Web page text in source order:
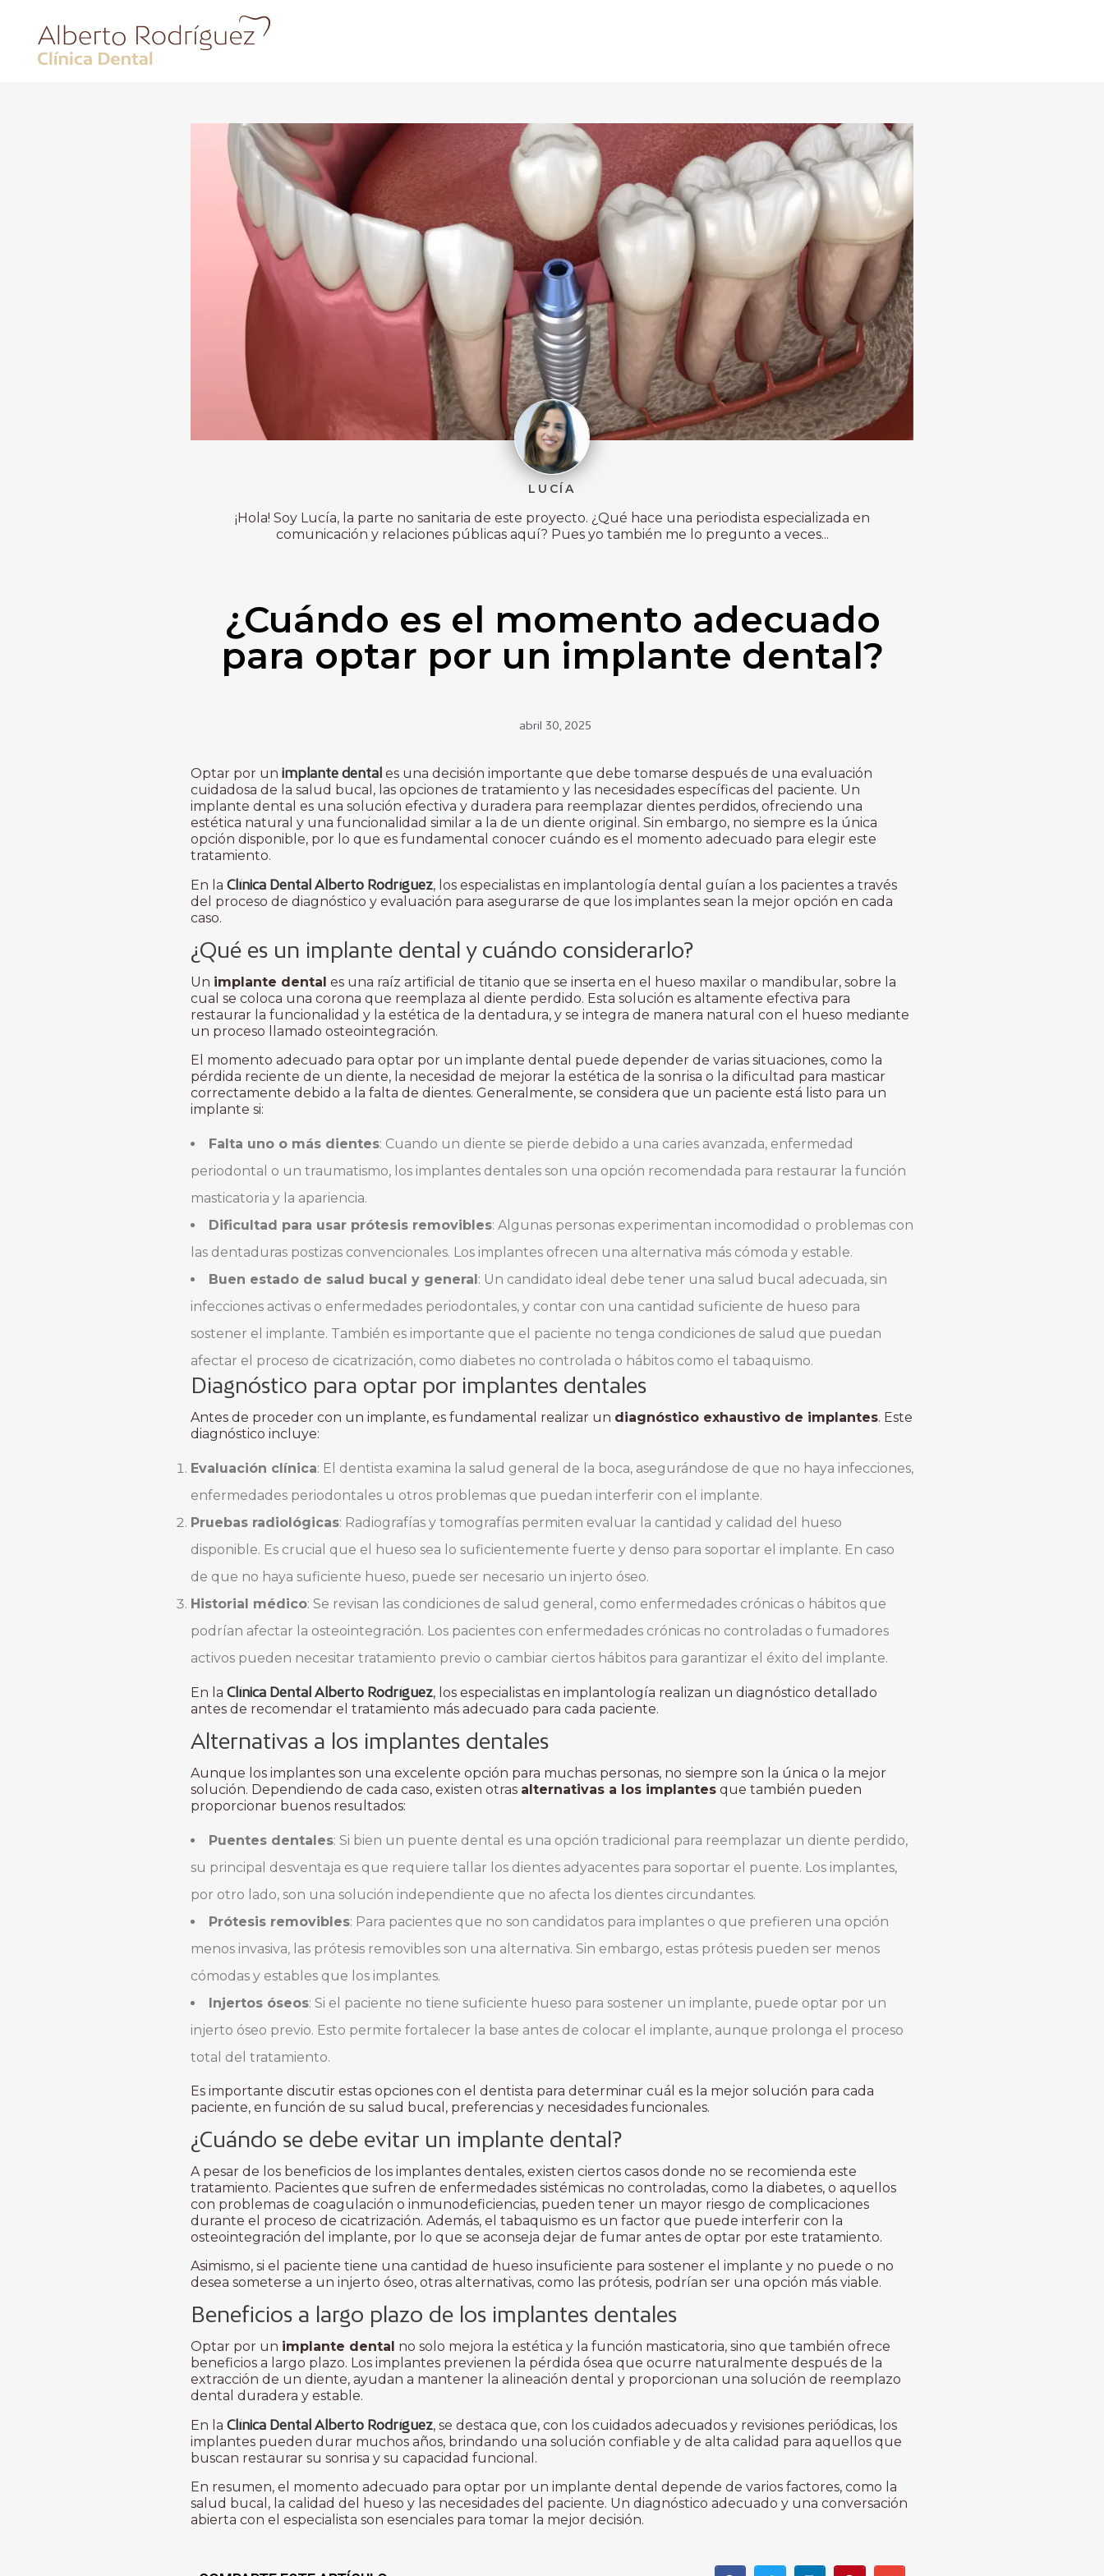
LUCÍA
¡Hola! Soy Lucía, la parte no sanitaria de este proyecto. ¿Qué hace una periodista especializada en
comunicación y relaciones públicas aquí? Pues yo también me lo pregunto a veces...
¿Cuándo es el momento adecuado
para optar por un implante dental?
abril 30, 2025
Optar por un implante dental es una decisión importante que debe tomarse después de una evaluación
cuidadosa de la salud bucal, las opciones de tratamiento y las necesidades específicas del paciente. Un
implante dental es una solución efectiva y duradera para reemplazar dientes perdidos, ofreciendo una
estética natural y una funcionalidad similar a la de un diente original. Sin embargo, no siempre es la única
opción disponible, por lo que es fundamental conocer cuándo es el momento adecuado para elegir este
tratamiento.
En la Clínica Dental Alberto Rodríguez, los especialistas en implantología dental guían a los pacientes a través
del proceso de diagnóstico y evaluación para asegurarse de que los implantes sean la mejor opción en cada
caso.
¿Qué es un implante dental y cuándo considerarlo?
Un implante dental es una raíz artificial de titanio que se inserta en el hueso maxilar o mandibular, sobre la
cual se coloca una corona que reemplaza al diente perdido. Esta solución es altamente efectiva para
restaurar la funcionalidad y la estética de la dentadura, y se integra de manera natural con el hueso mediante
un proceso llamado osteointegración.
El momento adecuado para optar por un implante dental puede depender de varias situaciones, como la
pérdida reciente de un diente, la necesidad de mejorar la estética de la sonrisa o la dificultad para masticar
correctamente debido a la falta de dientes. Generalmente, se considera que un paciente está listo para un
implante si:
Falta uno o más dientes: Cuando un diente se pierde debido a una caries avanzada, enfermedad
periodontal o un traumatismo, los implantes dentales son una opción recomendada para restaurar la función
masticatoria y la apariencia.
Dificultad para usar prótesis removibles: Algunas personas experimentan incomodidad o problemas con
las dentaduras postizas convencionales. Los implantes ofrecen una alternativa más cómoda y estable.
Buen estado de salud bucal y general: Un candidato ideal debe tener una salud bucal adecuada, sin
infecciones activas o enfermedades periodontales, y contar con una cantidad suficiente de hueso para
sostener el implante. También es importante que el paciente no tenga condiciones de salud que puedan
afectar el proceso de cicatrización, como diabetes no controlada o hábitos como el tabaquismo.
Diagnóstico para optar por implantes dentales
Antes de proceder con un implante, es fundamental realizar un diagnóstico exhaustivo de implantes. Este
diagnóstico incluye:
Evaluación clínica: El dentista examina la salud general de la boca, asegurándose de que no haya infecciones,
enfermedades periodontales u otros problemas que puedan interferir con el implante.
Pruebas radiológicas: Radiografías y tomografías permiten evaluar la cantidad y calidad del hueso
disponible. Es crucial que el hueso sea lo suficientemente fuerte y denso para soportar el implante. En caso
de que no haya suficiente hueso, puede ser necesario un injerto óseo.
Historial médico: Se revisan las condiciones de salud general, como enfermedades crónicas o hábitos que
podrían afectar la osteointegración. Los pacientes con enfermedades crónicas no controladas o fumadores
activos pueden necesitar tratamiento previo o cambiar ciertos hábitos para garantizar el éxito del implante.
En la Clínica Dental Alberto Rodríguez, los especialistas en implantología realizan un diagnóstico detallado
antes de recomendar el tratamiento más adecuado para cada paciente.
Alternativas a los implantes dentales
Aunque los implantes son una excelente opción para muchas personas, no siempre son la única o la mejor
solución. Dependiendo de cada caso, existen otras alternativas a los implantes que también pueden
proporcionar buenos resultados:
Puentes dentales: Si bien un puente dental es una opción tradicional para reemplazar un diente perdido,
su principal desventaja es que requiere tallar los dientes adyacentes para soportar el puente. Los implantes,
por otro lado, son una solución independiente que no afecta los dientes circundantes.
Prótesis removibles: Para pacientes que no son candidatos para implantes o que prefieren una opción
menos invasiva, las prótesis removibles son una alternativa. Sin embargo, estas prótesis pueden ser menos
cómodas y estables que los implantes.
Injertos óseos: Si el paciente no tiene suficiente hueso para sostener un implante, puede optar por un
injerto óseo previo. Esto permite fortalecer la base antes de colocar el implante, aunque prolonga el proceso
total del tratamiento.
Es importante discutir estas opciones con el dentista para determinar cuál es la mejor solución para cada
paciente, en función de su salud bucal, preferencias y necesidades funcionales.
¿Cuándo se debe evitar un implante dental?
A pesar de los beneficios de los implantes dentales, existen ciertos casos donde no se recomienda este
tratamiento. Pacientes que sufren de enfermedades sistémicas no controladas, como la diabetes, o aquellos
con problemas de coagulación o inmunodeficiencias, pueden tener un mayor riesgo de complicaciones
durante el proceso de cicatrización. Además, el tabaquismo es un factor que puede interferir con la
osteointegración del implante, por lo que se aconseja dejar de fumar antes de optar por este tratamiento.
Asimismo, si el paciente tiene una cantidad de hueso insuficiente para sostener el implante y no puede o no
desea someterse a un injerto óseo, otras alternativas, como las prótesis, podrían ser una opción más viable.
Beneficios a largo plazo de los implantes dentales
Optar por un implante dental no solo mejora la estética y la función masticatoria, sino que también ofrece
beneficios a largo plazo. Los implantes previenen la pérdida ósea que ocurre naturalmente después de la
extracción de un diente, ayudan a mantener la alineación dental y proporcionan una solución de reemplazo
dental duradera y estable.
En la Clínica Dental Alberto Rodríguez, se destaca que, con los cuidados adecuados y revisiones periódicas, los
implantes pueden durar muchos años, brindando una solución confiable y de alta calidad para aquellos que
buscan restaurar su sonrisa y su capacidad funcional.
En resumen, el momento adecuado para optar por un implante dental depende de varios factores, como la
salud bucal, la calidad del hueso y las necesidades del paciente. Un diagnóstico adecuado y una conversación
abierta con el especialista son esenciales para tomar la mejor decisión.